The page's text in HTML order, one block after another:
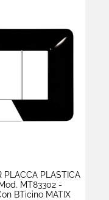
PLACCA PLASTICA
MT83302 -
BTicino MATIX